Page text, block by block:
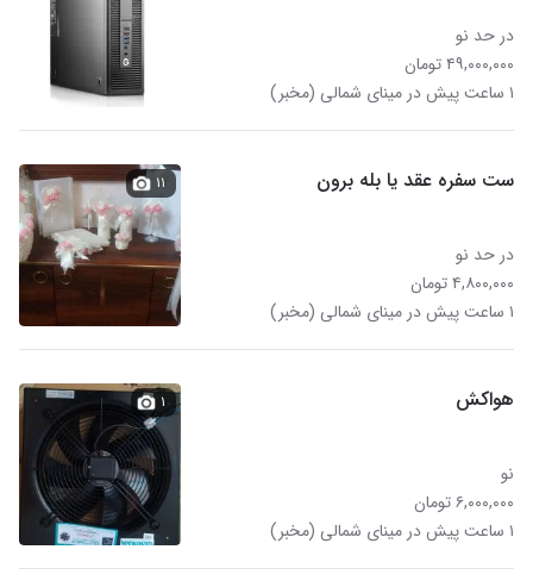
در حد نو
۴۹,۰۰۰,۰۰۰ تومان
۱ ساعت پیش در مینای شمالی (مخبر)
ست سفره عقد یا بله برون
در حد نو
۴,۸۰۰,۰۰۰ تومان
۱ ساعت پیش در مینای شمالی (مخبر)
۱۱
هواکش
نو
۶,۰۰۰,۰۰۰ تومان
۱ ساعت پیش در مینای شمالی (مخبر)
۱